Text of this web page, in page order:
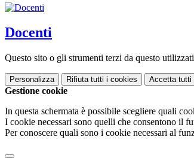
Docenti
Questo sito o gli strumenti terzi da questo
Personalizza Rifiuta tutti i cookies Accetta tutti
Gestione cookie
In questa schermata è possibile scegliere quali
I cookie necessari sono quelli che consentono il
Per conoscere quali sono i cookie necessari al